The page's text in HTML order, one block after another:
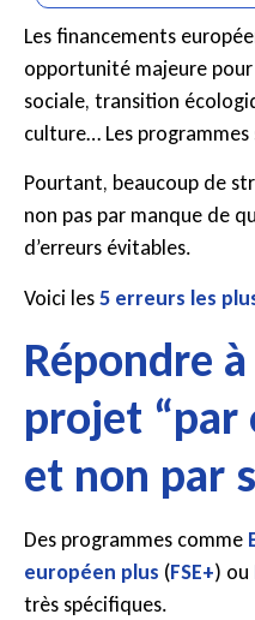
Les financements
opportunité majeure
sociale, transition
culture… Les
Pourtant, beaucoup de
non pas par manque de
d’erreurs évitables.
Voici les5 erreurs les
Répondre
projet
et non par
Des programmes comme
européen plus (FSE+) ou
très spécifiques.